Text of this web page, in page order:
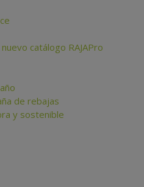
catálogo RAJAPro
de rebajas
y sostenible